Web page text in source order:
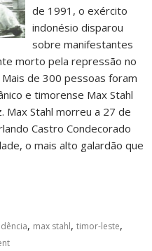
de 1991, o exército
indonésio disparou
sobre manifestantes
morto pela repressão no
de 300 pessoas foram
e timorense Max Stahl
Max Stahl morreu a 27 de
Castro Condecorado
o mais alto galardão que
, max stahl,timor-leste,